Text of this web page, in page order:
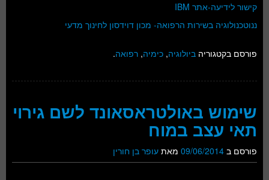
קישור לידיעה-אתר IBM
ננוטכנולוגיה בשירות הרפואה- מכון דוידסון לחינוך מדעי
פורסם בקטגוריה ביולוגיה, כימיה, רפואה.
שימוש באולטראסאונד לשם גירוי
תאי עצב במוח
פורסם ב 09/06/2014 מאת עופר בן חורין